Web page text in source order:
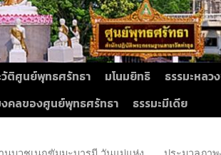
วัติศูนย์พุทธศรัทธา มโนมยิทธิ
ธรรมะหลว
คลของศูนย์พุทธศรัทธา
ธรรมะมีเดีย